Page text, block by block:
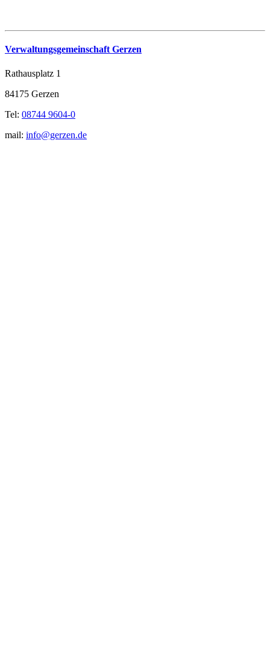
Verwaltungsgemeinschaft Gerzen
Rathausplatz 1
84175 Gerzen
Tel: 08744 9604-0
mail: info@gerzen.de